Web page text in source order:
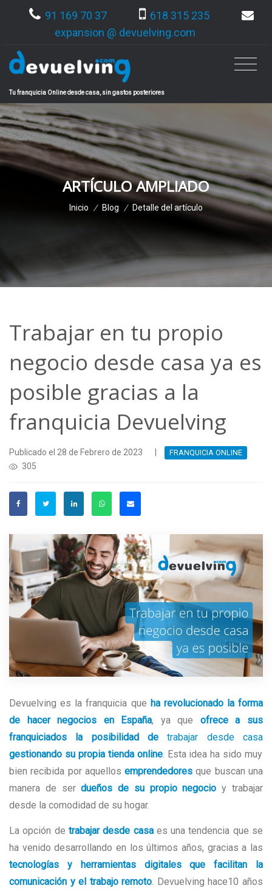
91 169 70 37
618 315 235
expansion @ devuelving.com
Tu franquicia Online desde casa, sin gastos posteriores
ARTÍCULO AMPLIADO
Inicio / Blog / Detalle del artículo
Trabajar en tu propio
negocio desde casa ya es
posible gracias a la
franquicia Devuelving
Publicado el 28 de Febrero de 2023 FRANQUICIA ONLINE
305
Devuelving es la franquicia que ha revolucionado la forma
de hacer negocios en España, ya que ofrece a sus
franquiciados la posibilidad detrabajar desde casa
gestionando su propia tienda online. Esta idea ha sido muy
bien recibida por aquellosemprendedores que buscan una
manera de serdueños de su propio negocioy trabajar
desde la comodidad de su hogar.
La opción de trabajar desde casaes una tendencia que se
ha venido desarrollando en los últimos años, gracias a las
tecnologías y herramientas digitales que facilitan la
comunicación y el trabajo remoto. Devuelving hace10 años